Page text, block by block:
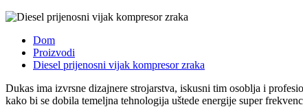
Dom
Proizvodi
Diesel prijenosni vijak kompresor zraka
Dukas ima izvrsne dizajnere strojarstva, iskusni tim osoblja i
kako bi se dobila temeljna tehnologija uštede energije super